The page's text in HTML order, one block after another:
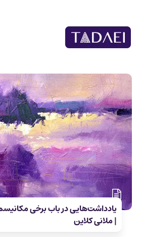
یادداشت‌هایی در باب برخی
| ملانی کلاین